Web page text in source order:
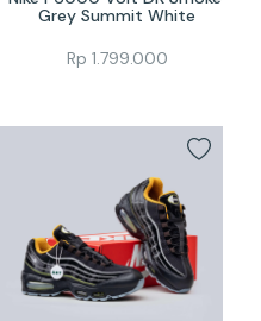
Grey Summit White
Rp 1.799.000